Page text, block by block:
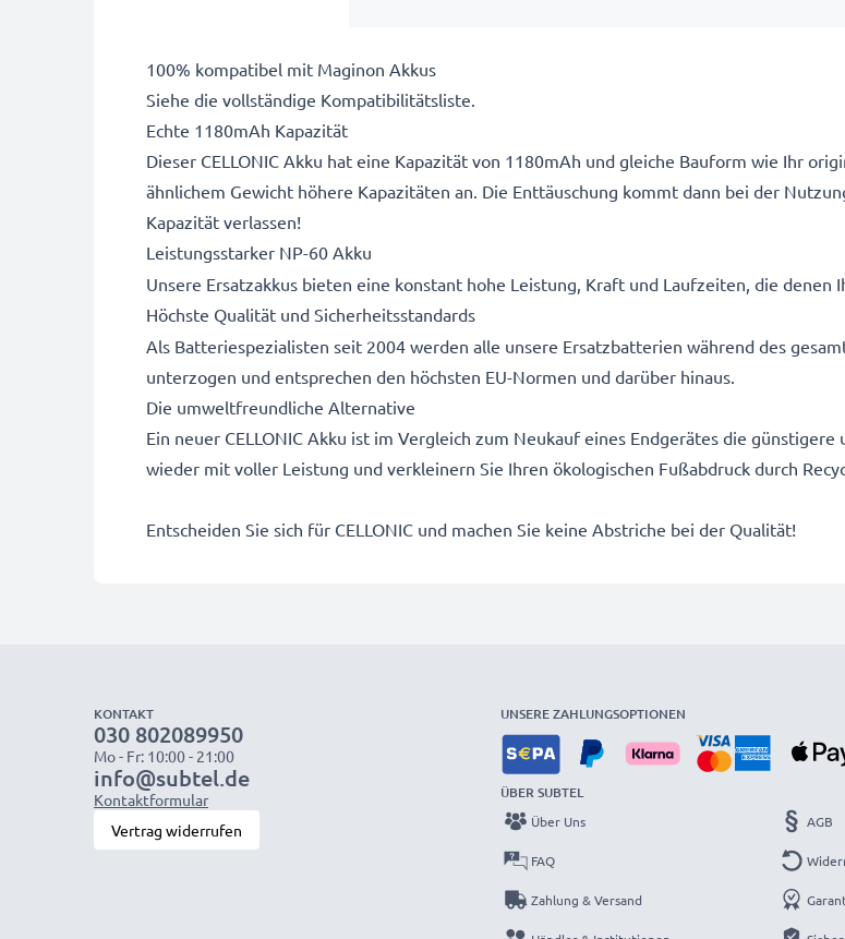
100% kompatibel mit Maginon Akkus
Siehe die vollständige Kompatibilitätsliste.
Echte 1180mAh Kapazität
Dieser CELLONIC Akku hat eine Kapazität von 1180mAh und gleiche Bauform wie Ihr
ähnlichem Gewicht höhere Kapazitäten an. Die Enttäuschung kommt dann bei der
Kapazität verlassen!
Leistungsstarker NP-60 Akku
Unsere Ersatzakkus bieten eine konstant hohe Leistung, Kraft und Laufzeiten, die
Höchste Qualität und Sicherheitsstandards
Als Batteriespezialisten seit 2004 werden alle unsere Ersatzbatterien während des
unterzogen und entsprechen den höchsten EU-Normen und darüber hinaus.
Die umweltfreundliche Alternative
Ein neuer CELLONIC Akku ist im Vergleich zum Neukauf eines Endgerätes die
wieder mit voller Leistung und verkleinern Sie Ihren ökologischen Fußabdruck durch
Entscheiden Sie sich für CELLONIC und machen Sie keine Abstriche bei der Qualität!
KONTAKT
030 802089950
Mo - Fr: 10:00 - 21:00
info@subtel.de
Kontaktformular
Vertrag widerrufen
UNSERE ZAHLUNGSOPTIONEN
ÜBER SUBTEL
Über Uns
FAQ
Zahlung & Versand
AGB